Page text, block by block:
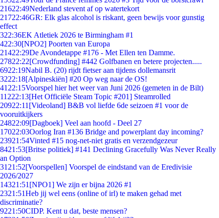
21622:49Nederland stevent af op watertekort
21722:46GR: Elk glas alcohol is riskant, geen bewijs voor gunstig
effect
322:36EK Atletiek 2026 te Birmingham #1
422:30[NPO2] Poorten van Europa
21422:29De Avondetappe #176 - Met Ellen ten Damme.
27822:22[Crowdfunding] #442 Golfbanen en betere projecten.....
6922:19Nabil B. (20) rijdt fietser aan tijdens dollemansrit
3222:18[Alpineskiën] #20 Op weg naar de OS!
41 22:15Voorspel hier het weer van Juni 2026 (gemeten in de Bilt)
11222:13[Het Officiële Steam Topic #201] Steamrolled
20922:11 [Videoland] B&B vol liefde 6de seizoen #1 voor de
vooruitkijkers
24822:09[Dagboek] Veel aan hoofd - Deel 27
17022:03Oorlog Iran #136 Bridge and powerplant day incoming?
23921:54Vinted #15 nog-net-niet gratis en verzendgezeur
8421:53[Britse politiek] #141 Declining Gracefully Was Never Really
an Option
31 21:52[Voorspellen] Voorspel de eindstand van de Eredivisie
2026/2027
14321:51 [NPO1] We zijn er bijna 2026 #1
2321:51Heb jij wel eens (online of irl) te maken gehad met
discriminatie?
9221:50CIDP. Kent u dat, beste mensen?